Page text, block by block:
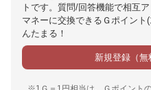
トです。質問/回答機能で相互
マネーに交換できるＧポイン
んたまる！
新規登録（無